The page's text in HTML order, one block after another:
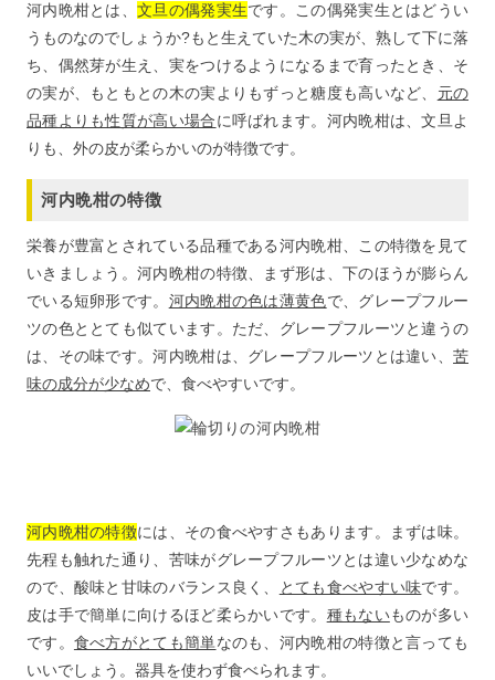
河内晩柑とは、文旦の偶発実生です。この偶発実生とはどうい
うものなのでしょうか?もと生えていた木の実が、熟して下に落
ち、偶然芽が生え、実をつけるようになるまで育ったとき、そ
の実が、もともとの木の実よりもずっと糖度も高いなど、 元の
品種よりも性質が高い場合に呼ばれます。河内晩柑は、文旦よ
りも、外の皮が柔らかいのが特徴です。
河内晩柑の特徴
栄養が豊富とされている品種である河内晩柑、この特徴を見て
いきましょう。河内晩柑の特徴、まず形は、下のほうが膨らん
でいる短卵形です。 河内晩柑の色は薄黄色で、グレープフルー
ツの色ととても似ています。ただ、グレープフルーツと違うの
は、その味です。河内晩柑は、グレープフルーツとは違い、 苦
味の成分が少なめで、食べやすいです。
河内晩柑の特徴には、その食べやすさもあります。まずは味。
先程も触れた通り、苦味がグレープフルーツとは違い少なめな
ので、酸味と甘味のバランス良く、
とても食べやすい味です。
皮は手で簡単に向けるほど柔らかいです。 種もないものが多い
です。 食べ方がとても簡単なのも、河内晩柑の特徴と言っても
いいでしょう。器具を使わず食べられます。